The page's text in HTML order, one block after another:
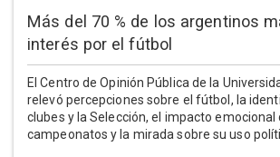
Más del 70 % de los argentinos
interés por el fútbol
El Centro de Opinión Pública de la
relevó percepciones sobre el fútbol, la
clubes y la Selección, el impacto emocional
campeonatos y la mirada sobre su uso